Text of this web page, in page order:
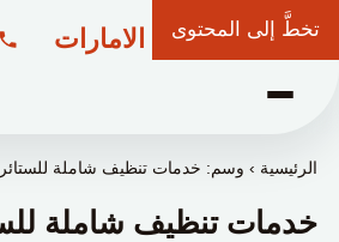
تخطَّ إلى المحتوى
شركة وعد الامارات
الرئيسية ›وسم: خدمات تنظيف شاملة للستائر
خدمات تنظيف شاملة